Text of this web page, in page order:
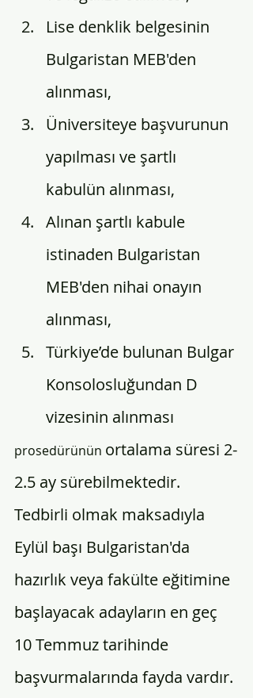
Lise denklik belgesinin
Bulgaristan MEB'den
alınması,
Üniversiteye başvurunun
yapılması ve şartlı
kabulün alınması,
Alınan şartlı kabule
istinaden Bulgaristan
MEB'den nihai onayın
alınması,
Türkiye’de bulunan Bulgar
Konsolosluğundan D
vizesinin alınması
prosedürünün ortalama süresi 2-
2.5 ay sürebilmektedir.
Tedbirli olmak maksadıyla
Eylül başı Bulgaristan'da
hazırlık veya fakülte eğitimine
başlayacak adayların en geç
10 Temmuz tarihinde
başvurmalarında fayda vardır.